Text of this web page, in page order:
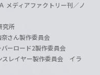
メディアファクトリー刊／ノ
究所
さん製作委員会
ーロード2製作委員会
スレイヤー製作委員会 イラ